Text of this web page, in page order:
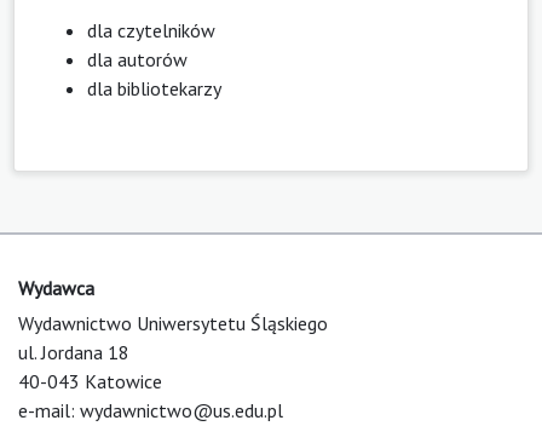
dla czytelników
dla autorów
dla bibliotekarzy
Wydawca
Wydawnictwo Uniwersytetu Śląskiego
ul. Jordana 18
40-043 Katowice
e-mail: wydawnictwo@us.edu.pl